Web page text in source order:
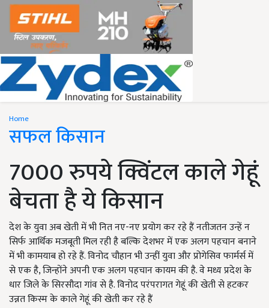
Home
सफल किसान
7000 रुपये क्विंटल काले गेहूं
बेचता है ये किसान
देश के युवा अब खेती में भी नित नए-नए प्रयोग कर रहे हैं नतीजतन उन्हें न
सिर्फ आर्थिक मजबूती मिल रही है बल्कि देशभर में एक अलग पहचान बनाने
में भी कामयाब हो रहे हैं. विनोद चौहान भी उन्हीं युवा और प्रोगेसिव फार्मर्स में
से एक है, जिन्होंने अपनी एक अलग पहचान कायम की है. वे मध्य प्रदेश के
धार जिले के सिरसौदा गांव से है. विनोद परंपरागत गेहूं की खेती से हटकर
उन्नत किस्म के काले गेहूं की खेती कर रहे हैं